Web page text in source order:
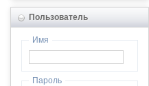
Пользователь
Имя
Пароль